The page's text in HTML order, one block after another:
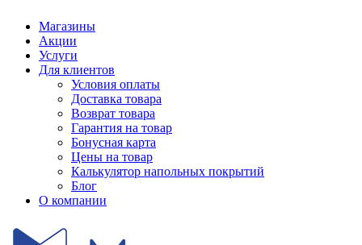
Магазины
Акции
Услуги
Для клиентов
Условия оплаты
Доставка товара
Возврат товара
Гарантия на товар
Бонусная карта
Цены на товар
Калькулятор напольных покрытий
Блог
О компании